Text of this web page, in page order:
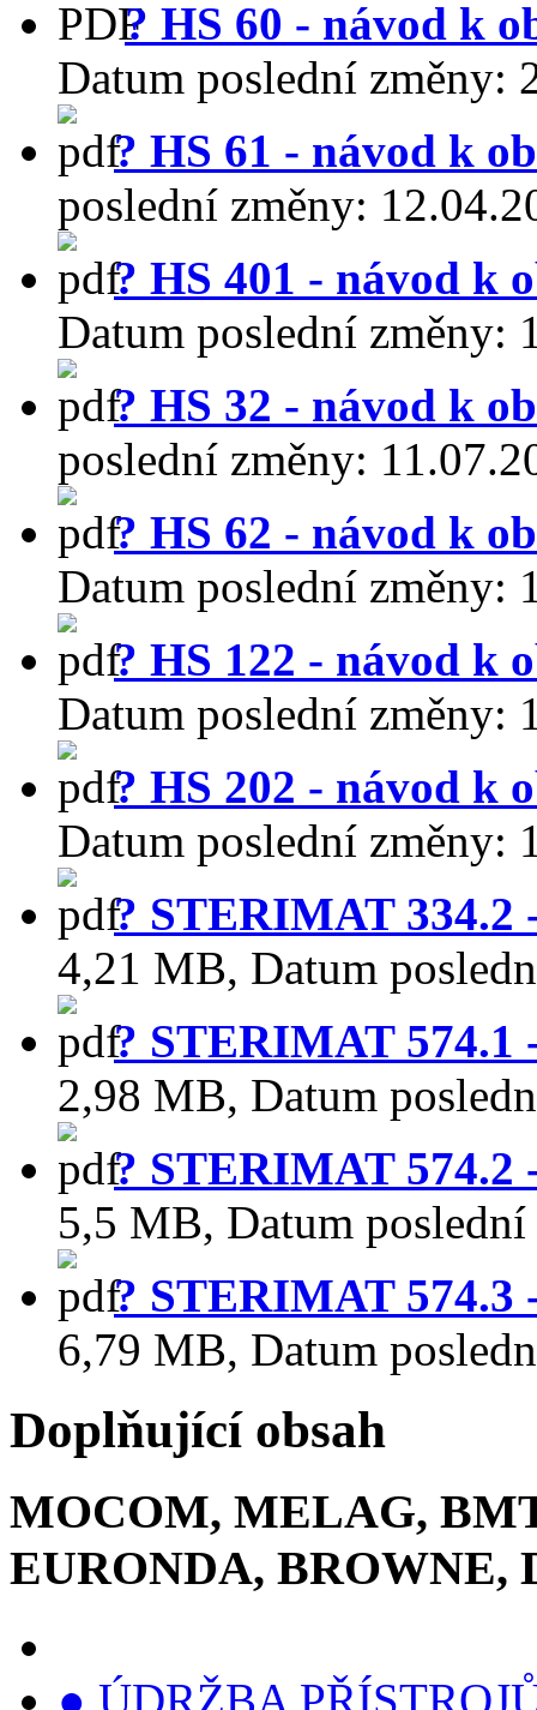
? HS 60 - návod k
Datum poslední změny:
? HS 61 - návod k
poslední změny:
? HS 401 - návod k
Datum poslední změny:
? HS 32 - návod k
poslední změny:
? HS 62 - návod k
Datum poslední změny:
? HS 122 - návod k
Datum poslední změny:
? HS 202 - návod k
Datum poslední změny:
? STERIMAT 334.2
4,21 MB, Datum
? STERIMAT 574.1
2,98 MB, Datum
? STERIMAT 574.2
5,5 MB, Datum
? STERIMAT 574.3
6,79 MB, Datum
Doplňující obsah
MOCOM, MELAG,
EURONDA, BROWNE,
● ÚDRŽBA